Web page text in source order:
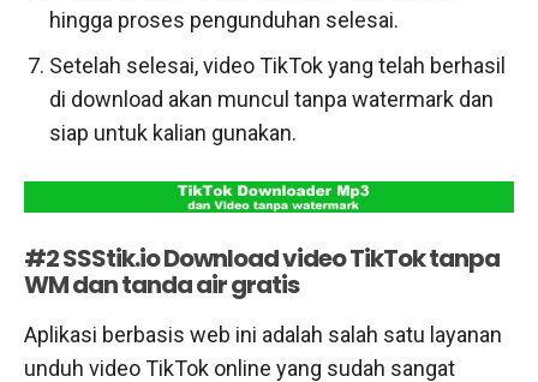
hingga proses pengunduhan selesai.
Setelah selesai, video TikTok yang telah berhasil
di download akan muncul tanpa watermark dan
siap untuk kalian gunakan.
#2 SSStik.io Download video TikTok tanpa
WM dan tanda air gratis
Aplikasi berbasis web ini adalah salah satu layanan
unduh video TikTok online yang sudah sangat